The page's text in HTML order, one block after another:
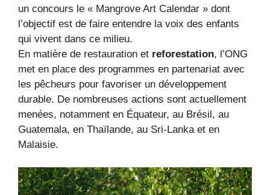
un concours le « Mangrove Art Calendar » dont
l’objectif est de faire entendre la voix des enfants
qui vivent dans ce milieu.
En matière de restauration et reforestation, l’ONG
met en place des programmes en partenariat avec
les pêcheurs pour favoriser un développement
durable. De nombreuses actions sont actuellement
menées, notamment en Équateur, au Brésil, au
Guatemala, en Thaïlande, au Sri-Lanka et en
Malaisie.